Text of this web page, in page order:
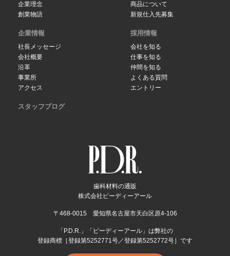
歯科材料の通販
株式会社ピーディーアール
〒468-0015 愛知県名古屋市天白区原4-106
「P.D.R.」「ピーディーアール」は弊社の
登録商標［登録第5252771号／登録第5252772号］です
企業理念
創業物語
商品について
新規仕入先募集
企業情報
社長メッセージ
会社概要
沿革
事業所
アクセス
採用情報
会社を知る
仕事を知る
仲間を知る
よくある質問
エントリー
スタッフブログ